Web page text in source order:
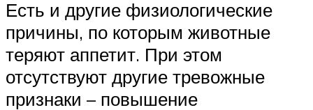
Есть и другие физиологические
причины, по которым животные
теряют аппетит. При этом
отсутствуют другие тревожные
признаки – повышение